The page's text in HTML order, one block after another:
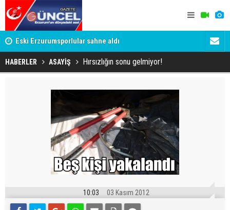
Eski Erzurumsporlular sahne aldı
HABERLER ASAYİŞ Hırsızlığın sonu gelmiyor!
10:03 03 Kasım 2012